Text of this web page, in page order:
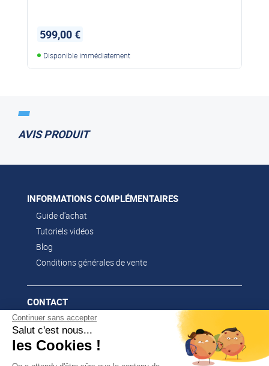
Continuer sans accepter
Salut c'est nous...
les Cookies !
599,00 €
Disponible immédiatement
AVIS PRODUIT
INFORMATIONS COMPLÉMENTAIRES
Guide d'achat
Tutoriels vidéos
Blog
Conditions générales de vente
CONTACT
02 51 52 26 57
contacts@franssen-loisirs.fr